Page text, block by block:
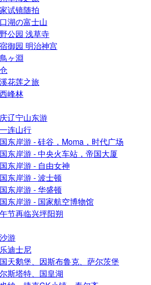
试镜随拍
湖の富士山
公园 浅草寺
御园 明治神宫
ヶ淵
花莲之旅
峰林
辽宁山东游
连山行
东岸游 - 硅谷，Moma，时代广场
东岸游 - 中央火车站，帝国大厦
东岸游 - 自由女神
东岸游 - 波士顿
东岸游 - 华盛顿
东岸游 - 国家航空博物馆
节再临兴坪阳朔
游
迪士尼
天鹅堡、因斯布鲁克、萨尔茨堡
斯塔特、国皇湖